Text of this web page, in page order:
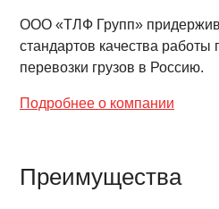
ООО «ТЛФ Групп»
стандартов качества работы
перевозки грузов в Россию.
Подробнее о компании
Преимущества